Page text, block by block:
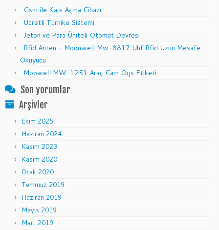
Gsm ile Kapı Açma Cihazı
Ücretli Turnike Sistemi
Jeton ve Para Üniteli Otomat Devresi
Rfid Anten – Moonwell Mw-8817 Uhf Rfid Uzun Mesafe
Okuyucu
Moowell MW-1251 Araç Cam Ogs Etiketi
Son yorumlar
Arşivler
Ekim 2025
Haziran 2024
Kasım 2023
Kasım 2020
Ocak 2020
Temmuz 2019
Haziran 2019
Mayıs 2019
Mart 2019